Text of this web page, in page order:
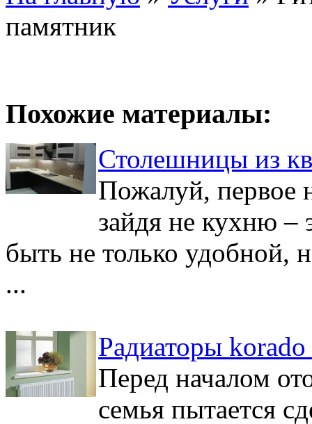
памятник
Похожие материалы:
Столешницы из
Пожалуй, первое
зайдя не кухню –
быть не только удобной,
...
Радиаторы
Перед началом
семья пытается